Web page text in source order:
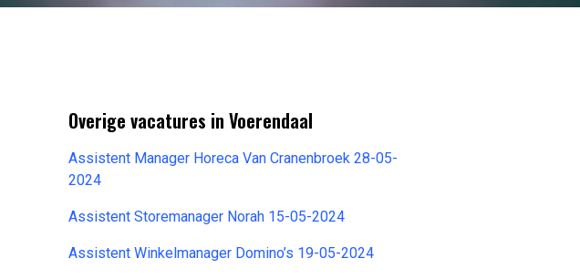
Overige vacatures in Voerendaal
Assistent Manager Horeca Van Cranenbroek 28-05-
2024
Assistent Storemanager Norah 15-05-2024
Assistent Winkelmanager Domino’s 19-05-2024